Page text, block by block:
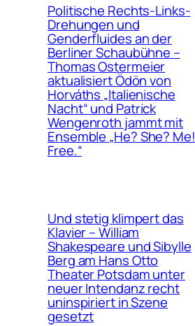
Politische Rechts-Links-
Drehungen und
Genderfluides an der
Berliner Schaubühne –
Thomas Ostermeier
aktualisiert Ödön von
Horváths „Italienische
Nacht“ und Patrick
Wengenroth jammt mit
Ensemble „He? She? Me!
Free.“
Und stetig klimpert das
Klavier – William
Shakespeare und Sibylle
Berg am Hans Otto
Theater Potsdam unter
neuer Intendanz recht
uninspiriert in Szene
gesetzt